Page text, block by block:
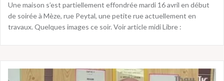
Une maison s’est partiellement effondrée mardi 16 avril en début
de soirée à Mèze, rue Peytal, une petite rue actuellement en
travaux. Quelques images ce soir. Voir article midi Libre :